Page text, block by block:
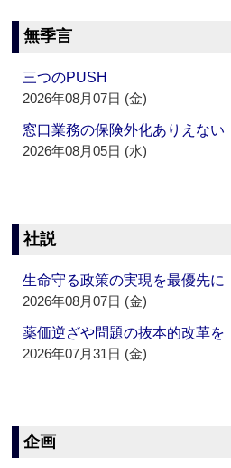
無季言
三つのPUSH
2026年08月07日 (金)
窓口業務の保険外化ありえない
2026年08月05日 (水)
社説
生命守る政策の実現を最優先に
2026年08月07日 (金)
薬価逆ざや問題の抜本的改革を
2026年07月31日 (金)
企画